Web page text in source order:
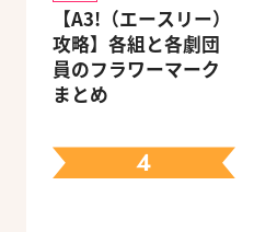
【A3!（エースリー）
攻略】各組と各劇団
員のフラワーマーク
まとめ
4